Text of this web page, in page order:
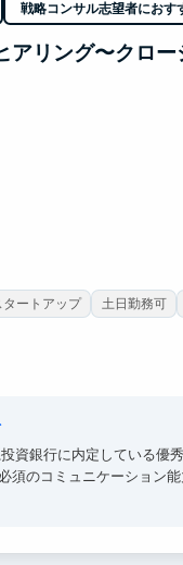
。オフィスに来るだけで
合商社等のトップ企業へ
戦略コンサル志望者におす
アリング〜クロ
タートアップ 土日勤務可
資銀行に内定している優
須のコミュニケーション